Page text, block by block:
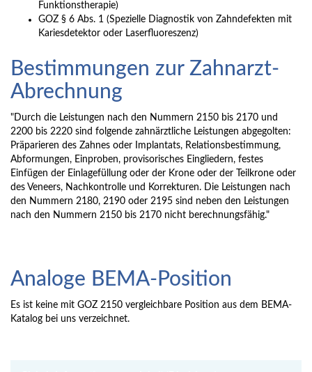
Funktionstherapie)
GOZ § 6 Abs. 1 (Spezielle Diagnostik von Zahndefekten mit
Kariesdetektor oder Laserfluoreszenz)
Bestimmungen zur Zahnarzt-
Abrechnung
"Durch die Leistungen nach den Nummern 2150 bis 2170 und
2200 bis 2220 sind folgende zahnärztliche Leistungen abgegolten:
Präparieren des Zahnes oder Implantats, Relationsbestimmung,
Abformungen, Einproben, provisorisches Eingliedern, festes
Einfügen der Einlagefüllung oder der Krone oder der Teilkrone oder
des Veneers, Nachkontrolle und Korrekturen. Die Leistungen nach
den Nummern 2180, 2190 oder 2195 sind neben den Leistungen
nach den Nummern 2150 bis 2170 nicht berechnungsfähig."
Analoge BEMA-Position
Es ist keine mit GOZ 2150 vergleichbare Position aus dem BEMA-
Katalog bei uns verzeichnet.